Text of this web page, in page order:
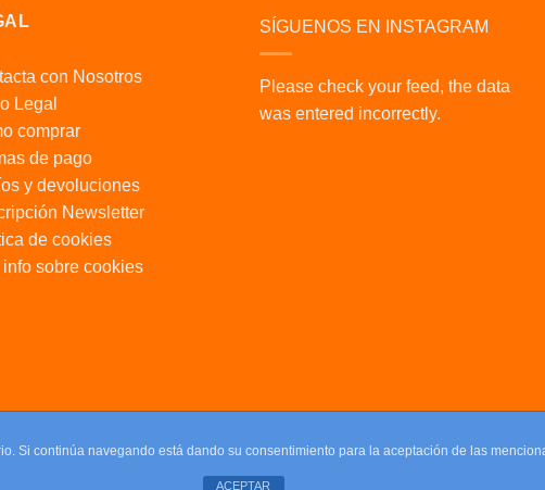
con Nosotros
Legal
comprar
de pago
y devoluciones
Newsletter
de cookies
info sobre cookies
SÍGUENOS EN INSTAGRAM
Please check your feed, the data
was entered incorrectly.
Si continúa navegando está dando su consentimiento para la aceptación de las
ACEPTAR